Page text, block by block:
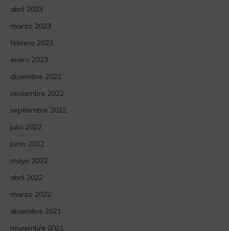
abril 2023
marzo 2023
febrero 2023
enero 2023
diciembre 2022
noviembre 2022
septiembre 2022
julio 2022
junio 2022
mayo 2022
abril 2022
marzo 2022
diciembre 2021
noviembre 2021